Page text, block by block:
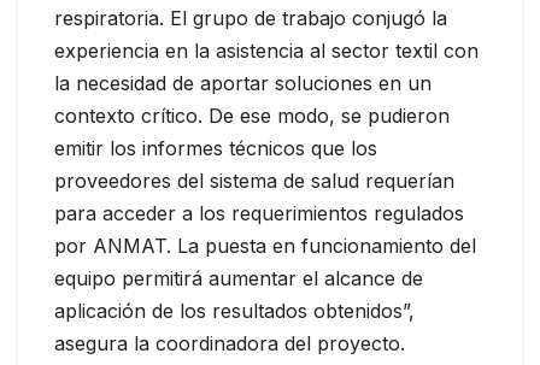
respiratoria. El grupo de trabajo conjugó la
experiencia en la asistencia al sector textil con
la necesidad de aportar soluciones en un
contexto crítico. De ese modo, se pudieron
emitir los informes técnicos que los
proveedores del sistema de salud requerían
para acceder a los requerimientos regulados
por ANMAT. La puesta en funcionamiento del
equipo permitirá aumentar el alcance de
aplicación de los resultados obtenidos”,
asegura la coordinadora del proyecto.